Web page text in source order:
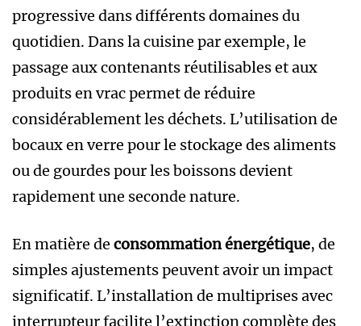
progressive dans différents domaines du
quotidien. Dans la cuisine par exemple, le
passage aux contenants réutilisables et aux
produits en vrac permet de réduire
considérablement les déchets. L’utilisation de
bocaux en verre pour le stockage des aliments
ou de gourdes pour les boissons devient
rapidement une seconde nature.
En matière de consommation énergétique, de
simples ajustements peuvent avoir un impact
significatif. L’installation de multiprises avec
interrupteur facilite l’extinction complète des